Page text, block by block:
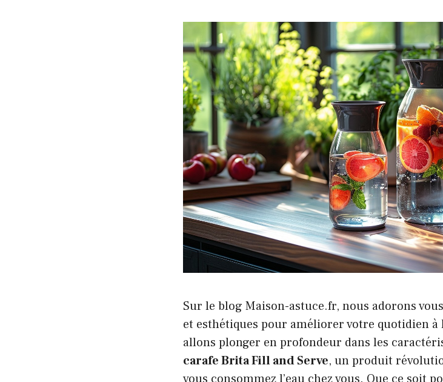
Sur le blog Maison-astuce.fr, nous adorons
et esthétiques pour améliorer votre quotidien à
allons plonger en profondeur dans les
carafe Brita Fill and Serve, un produit